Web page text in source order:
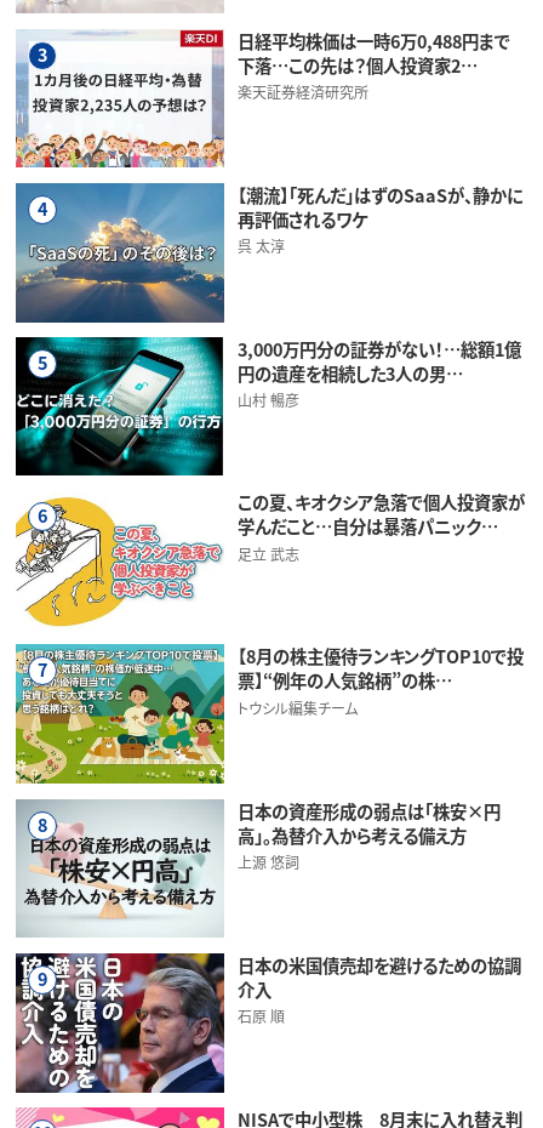
3
日経平均株価は一時6万0,488円まで
下落…この先は？個人投資家2…
楽天証券経済研究所
4
【潮流】「死んだ」はずのSaaSが、静かに
再評価されるワケ
呉 太淳
5
3,000万円分の証券がない！…総額1億
円の遺産を相続した3人の男…
山村 暢彦
6
この夏、キオクシア急落で個人投資家が
学んだこと…自分は暴落パニック…
足立 武志
7
【8月の株主優待ランキングTOP10で投
票】“例年の人気銘柄”の株…
トウシル編集チーム
8
日本の資産形成の弱点は「株安×円
高」。為替介入から考える備え方
上源 悠詞
9
日本の米国債売却を避けるための協調
介入
石原 順
NISAで中小型株 8月末に入れ替え判